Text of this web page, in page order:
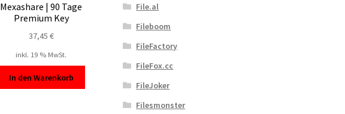
Mexashare | 90 Tage
Premium Key
37,45 €
inkl. 19 % MwSt.
In den Warenkorb
File.al
Fileboom
FileFactory
FileFox.cc
FileJoker
Filesmonster